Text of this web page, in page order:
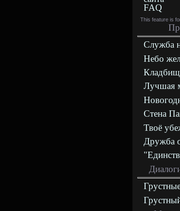
FAQ
This feature is
Служба
Небо
Лучшая
Стена
Твоё
Дружба